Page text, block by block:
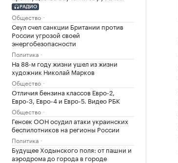
РАДИО
Общество
Сеул счел санкции Британии против
России угрозой своей
энергобезопасности
Политика
На 88-м году жизни ушел из жизни
художник Николай Марков
Общество
Отличия бензина классов Евро-2,
Евро-3, Евро-4 и Евро-5. Видео РБК
Общество
Генсек ООН осудил атаки украинских
беспилотников на регионы России
Политика
Будущее Ходынского поля: от пашни и
аэродрома до города в городе